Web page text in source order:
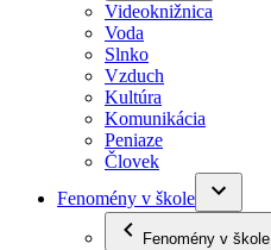
Videoknižnica
Voda
Slnko
Vzduch
Kultúra
Komunikácia
Peniaze
Človek
Fenomény v škole
Fenomény v škole